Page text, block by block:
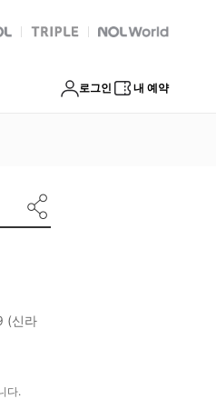
트리플 Global Interpark
로그인 내 예약
(신라
다.